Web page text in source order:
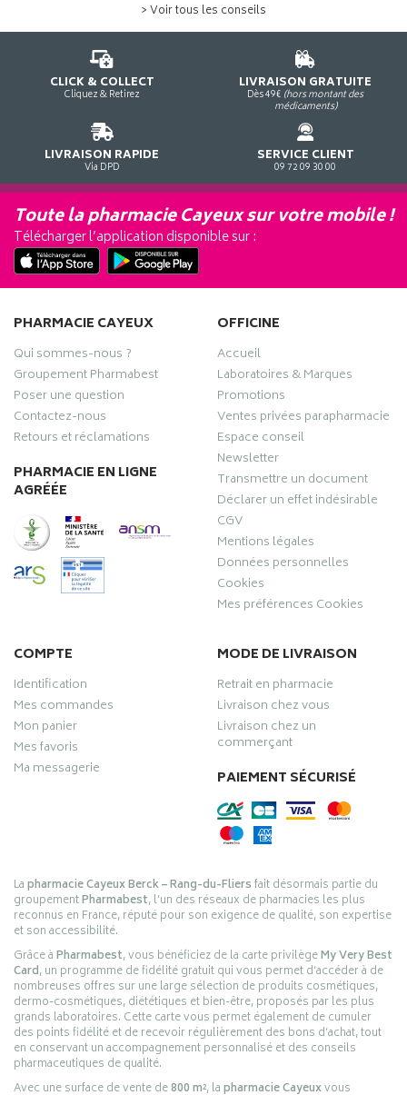
> Voir tous les conseils
CLICK & COLLECT
Cliquez & Retirez
LIVRAISON GRATUITE
Dès 49€ (hors montant des
médicaments)
LIVRAISON RAPIDE
Via DPD
SERVICE CLIENT
09 72 09 30 00
Toute la pharmacie Cayeux sur votre mobile !
Télécharger l’application disponible sur :
PHARMACIE CAYEUX
Qui sommes-nous ?
Groupement Pharmabest
Poser une question
Contactez-nous
Retours et réclamations
PHARMACIE EN LIGNE
AGRÉÉE
OFFICINE
Accueil
Laboratoires & Marques
Promotions
Ventes privées parapharmacie
Espace conseil
Newsletter
Transmettre un document
Déclarer un effet indésirable
CGV
Mentions légales
Données personnelles
Cookies
Mes préférences Cookies
COMPTE
Identification
Mes commandes
Mon panier
Mes favoris
Ma messagerie
MODE DE LIVRAISON
Retrait en pharmacie
Livraison chez vous
Livraison chez un
commerçant
PAIEMENT SÉCURISÉ
Lapharmacie Cayeux Berck – Rang-du-Fliersfait désormais partie du
groupementPharmabest, l’un des réseaux de pharmacies les plus
reconnus en France, réputé pour son exigence de qualité, son expertise
et son accessibilité.
Grâce àPharmabest, vous bénéficiez de la carte privilègeMy Very Best
Card, un programme de fidélité gratuit qui vous permet d’accéder à de
nombreuses offres sur une large sélection de produits cosmétiques,
dermo-cosmétiques, diététiques et bien-être, proposés par les plus
grands laboratoires. Cette carte vous permet également de cumuler
des points fidélité et de recevoir régulièrement des bons d’achat, tout
en conservant un accompagnement personnalisé et des conseils
pharmaceutiques de qualité.
Avec une surface de vente de800 m², lapharmacie Cayeuxvous